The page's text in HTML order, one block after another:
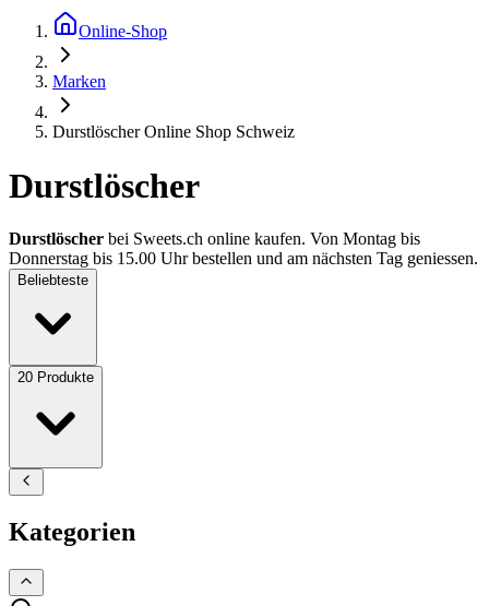
Online-Shop
Marken
Durstlöscher Online Shop Schweiz
Durstlöscher
Durstlöscher bei Sweets.ch online kaufen. Von Montag bis
Donnerstag bis 15.00 Uhr bestellen und am nächsten Tag geniessen.
Beliebteste
20 Produkte
Kategorien